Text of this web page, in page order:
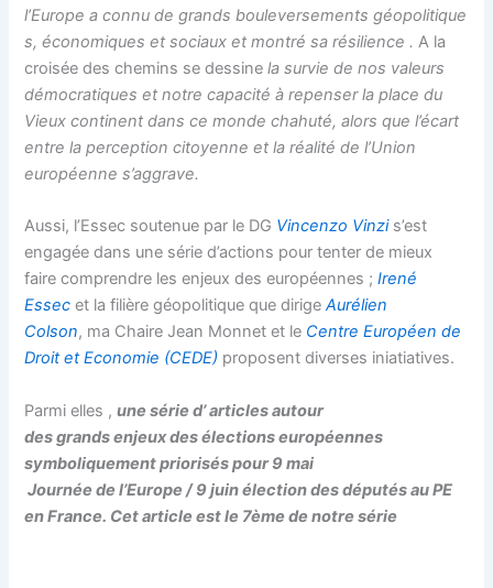
l’Europe a connu de grands bouleversements géopolitique
s, économiques et sociaux et montré sa résilience . A la
croisée des chemins se dessine la survie de nos valeurs
démocratiques et notre capacité à repenser la place du
Vieux continent dans ce monde chahuté, alors que l’écart
entre la perception citoyenne et la réalité de l’Union
européenne s’aggrave.
Aussi, l’Essec soutenue par le DG Vincenzo Vinzi s’est
engagée dans une série d’actions pour tenter de mieux
faire comprendre les enjeux des européennes ;Irené
Essec et la filière géopolitique que dirigeAurélien
Colson, ma Chaire Jean Monnet et le Centre Européen de
Droit et Economie (CEDE) proposent diverses iniatiatives.
Parmi elles ,une série d’ articles autour
des grands enjeux des élections européennes
symboliquement priorisés pour 9 mai
Journée de l’Europe / 9 juin élection des députés au PE
en France. Cet article est le 7ème de notre série